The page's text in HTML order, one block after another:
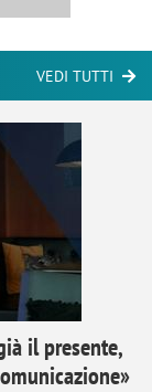
VEDI TUTTI
il presente,